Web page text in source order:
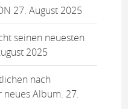
27. August 2025
seinen neuesten
2025
nach
neues Album. 27.